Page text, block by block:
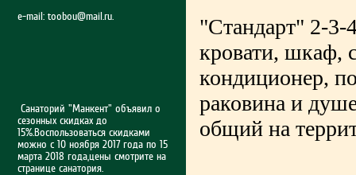
e-mail: toobou@mail.ru.
Санаторий "Манкент" объявил о
сезонных скидках до
15%.Воспользоваться скидками
можно с 10 ноября 2017 года по 15
марта 2018 года,цены смотрите на
странице санатория.
"Стандарт" 2-3-
кровати, шкаф,
кондиционер,
раковина и
общий на